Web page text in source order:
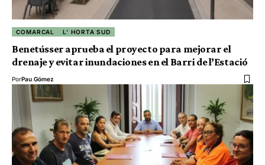
COMARCAL L' HORTA SUD
Benetússer aprueba el proyecto para mejorar el
drenaje y evitar inundaciones en el Barri de l’Estació
PorPau Gómez